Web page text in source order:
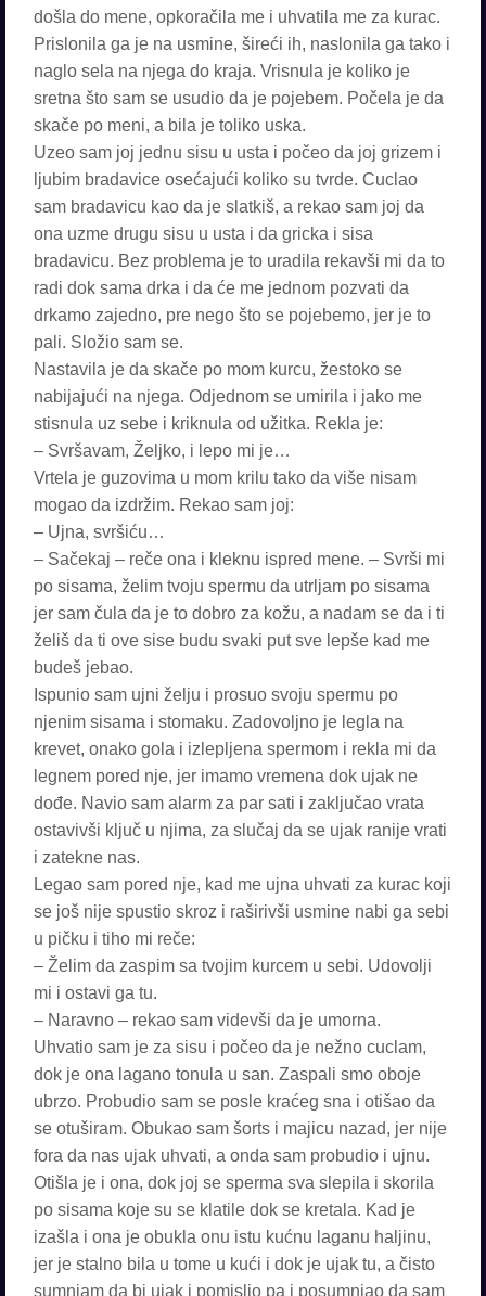
došla do mene, opkoračila me i uhvatila me za kurac.
Prislonila ga je na usmine, šireći ih, naslonila ga tako i
naglo sela na njega do kraja. Vrisnula je koliko je
sretna što sam se usudio da je pojebem. Počela je da
skače po meni, a bila je toliko uska.
Uzeo sam joj jednu sisu u usta i počeo da joj grizem i
ljubim bradavice osećajući koliko su tvrde. Cuclao
sam bradavicu kao da je slatkiš, a rekao sam joj da
ona uzme drugu sisu u usta i da gricka i sisa
bradavicu. Bez problema je to uradila rekavši mi da to
radi dok sama drka i da će me jednom pozvati da
drkamo zajedno, pre nego što se pojebemo, jer je to
pali. Složio sam se.
Nastavila je da skače po mom kurcu, žestoko se
nabijajući na njega. Odjednom se umirila i jako me
stisnula uz sebe i kriknula od užitka. Rekla je:
– Svršavam, Željko, i lepo mi je…
Vrtela je guzovima u mom krilu tako da više nisam
mogao da izdržim. Rekao sam joj:
– Ujna, svršiću…
– Sačekaj – reče ona i kleknu ispred mene. – Svrši mi
po sisama, želim tvoju spermu da utrljam po sisama
jer sam čula da je to dobro za kožu, a nadam se da i ti
želiš da ti ove sise budu svaki put sve lepše kad me
budeš jebao.
Ispunio sam ujni želju i prosuo svoju spermu po
njenim sisama i stomaku. Zadovoljno je legla na
krevet, onako gola i izlepljena spermom i rekla mi da
legnem pored nje, jer imamo vremena dok ujak ne
dođe. Navio sam alarm za par sati i zaključao vrata
ostavivši ključ u njima, za slučaj da se ujak ranije vrati
i zatekne nas.
Legao sam pored nje, kad me ujna uhvati za kurac koji
se još nije spustio skroz i raširivši usmine nabi ga sebi
u pičku i tiho mi reče:
– Želim da zaspim sa tvojim kurcem u sebi. Udovolji
mi i ostavi ga tu.
– Naravno – rekao sam videvši da je umorna.
Uhvatio sam je za sisu i počeo da je nežno cuclam,
dok je ona lagano tonula u san. Zaspali smo oboje
ubrzo. Probudio sam se posle kraćeg sna i otišao da
se otuširam. Obukao sam šorts i majicu nazad, jer nije
fora da nas ujak uhvati, a onda sam probudio i ujnu.
Otišla je i ona, dok joj se sperma sva slepila i skorila
po sisama koje su se klatile dok se kretala. Kad je
izašla i ona je obukla onu istu kućnu laganu haljinu,
jer je stalno bila u tome u kući i dok je ujak tu, a čisto
sumnjam da bi ujak i pomislio pa i posumnjao da sam